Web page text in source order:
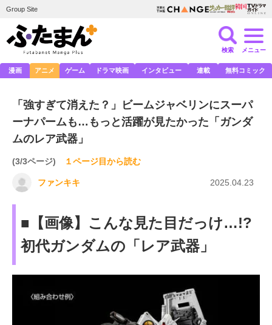
Group Site
検索 メニュー
漫画 アニメ ゲーム ドラマ映画 インタビュー 連載 無料コミック
「強すぎて消えた？」ビームジャベリンにスーパ
ーナパームも…もっと活躍が見たかった「ガンダ
ムのレア武器」
(3/3ページ) １ページ目から読む
ファンキキ 2025.04.23
■【画像】こんな見た目だっけ…!?
初代ガンダムの「レア武器」